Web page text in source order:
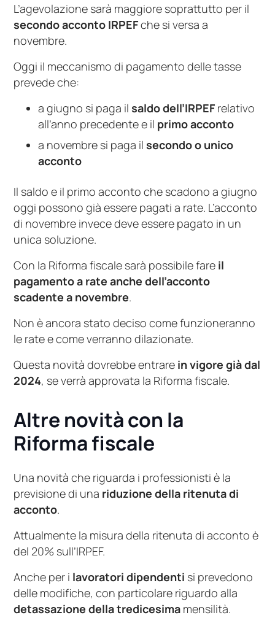
L’agevolazione sarà maggiore soprattutto per il
secondo acconto IRPEFche si versa a
novembre.
Oggi il meccanismo di pagamento delle tasse
prevede che:
a giugno si paga ilsaldo dell’IRPEF relativo
all’anno precedente e il primo acconto
a novembre si paga ilsecondo o unico
acconto
Il saldo e il primo acconto che scadono a giugno
oggi possono già essere pagati a rate. L’acconto
di novembre invece deve essere pagato in un
unica soluzione.
Con la Riforma fiscale sarà possibile fare il
pagamento a rate anche dell’acconto
scadente a novembre.
Non è ancora stato deciso come funzioneranno
le rate e come verranno dilazionate.
Questa novità dovrebbe entrare in vigore già dal
2024, se verrà approvata la Riforma fiscale.
Altre novità con la
Riforma fiscale
Una novità che riguarda i professionisti è la
previsione di una riduzione della ritenuta di
acconto.
Attualmente la misura della ritenuta di acconto è
del 20% sull’IRPEF.
Anche per i lavoratori dipendenti si prevedono
delle modifiche, con particolare riguardo alla
detassazione della tredicesima mensilità.